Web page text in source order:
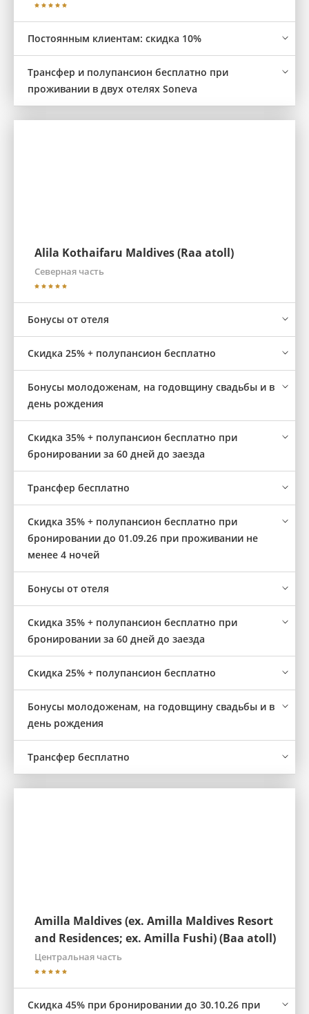
Постоянным клиентам: скидка 10%
Трансфер и полупансион бесплатно при
проживании в двух отелях Soneva
Alila Kothaifaru Maldives (Raa atoll)
Северная часть
Бонусы от отеля
Скидка 25% + полупансион бесплатно
Бонусы молодоженам, на годовщину свадьбы и в
день рождения
Скидка 35% + полупансион бесплатно при
бронировании за 60 дней до заезда
Трансфер бесплатно
Скидка 35% + полупансион бесплатно при
бронировании до 01.09.26 при проживании не
менее 4 ночей
Бонусы от отеля
Скидка 35% + полупансион бесплатно при
бронировании за 60 дней до заезда
Скидка 25% + полупансион бесплатно
Бонусы молодоженам, на годовщину свадьбы и в
день рождения
Трансфер бесплатно
Amilla Maldives (ex. Amilla Maldives Resort
and Residences; ex. Amilla Fushi) (Baa atoll)
Центральная часть
Скидка 45% при бронировании до 30.10.26 при